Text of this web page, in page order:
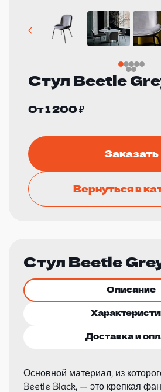
Стул Beetle
От 1 200 ₽
Заказать
Вернуться в
Стул Beetle
Описание
Доставка и
Основной материал, из
Beetle Black, — это крепкая